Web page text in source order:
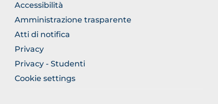
Accessibilità
Amministrazione trasparente
Atti di notifica
Privacy
Privacy - Studenti
Cookie settings